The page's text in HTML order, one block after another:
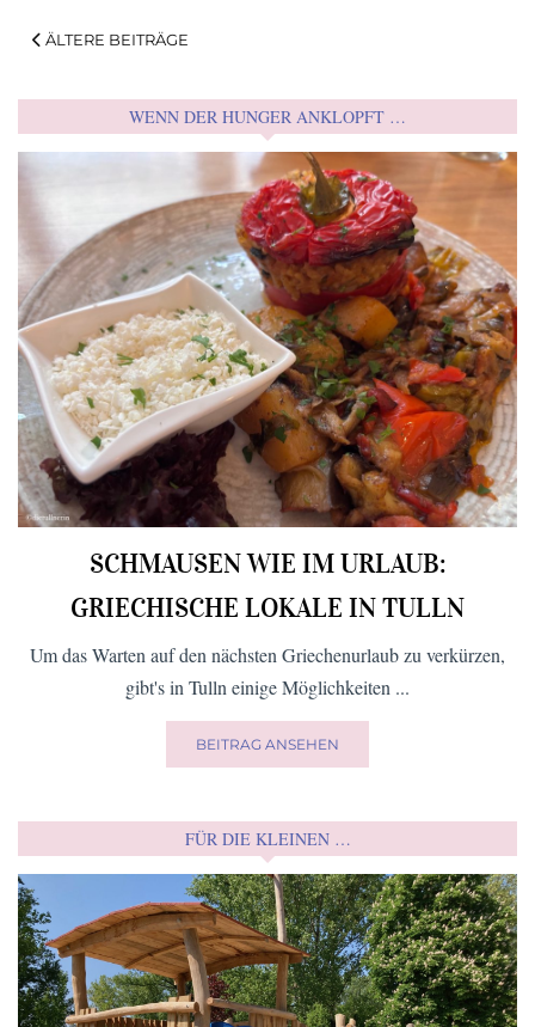
ÄLTERE BEITRÄGE
WENN DER HUNGER ANKLOPFT …
SCHMAUSEN WIE IM URLAUB:
GRIECHISCHE LOKALE IN TULLN
Um das Warten auf den nächsten Griechenurlaub zu verkürzen,
gibt's in Tulln einige Möglichkeiten ...
BEITRAG ANSEHEN
FÜR DIE KLEINEN …